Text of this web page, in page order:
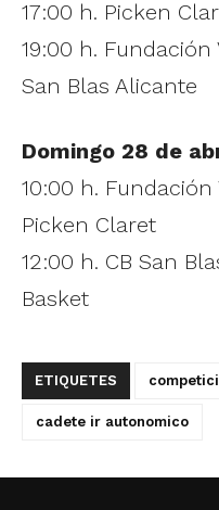
17:00 h. Picken
19:00 h. Fundación
San Blas Alicante
Domingo 28 de
10:00 h.
Picken Claret
12:00 h. CB San
Basket
ETIQUETES
cadete ir autonomico